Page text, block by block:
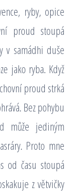
ryby, opice
proud stoupá
v samádhi duše
jako ryba. Když
proud strká
Bez pohybu
může jediným
Proto mne
od času stoupá
z větvičky